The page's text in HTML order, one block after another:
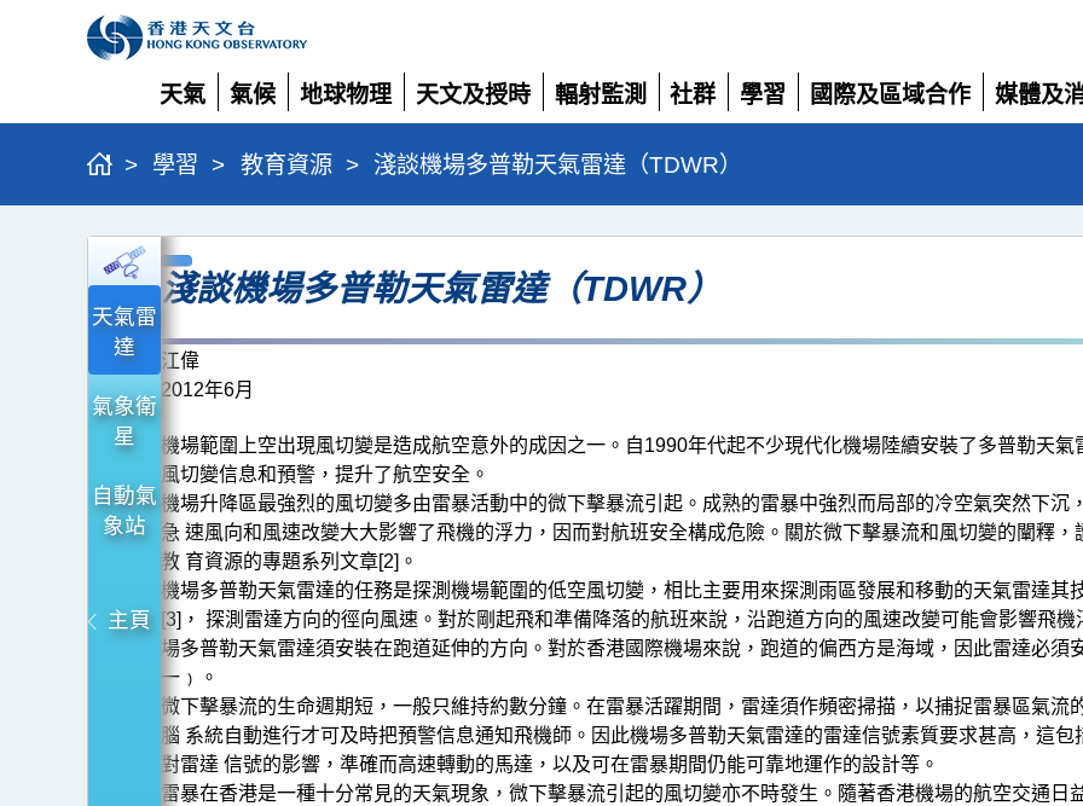
天氣
展
開
氣候
展
開
地球物理
展
開
天文及授時
展
開
輻射監測
展
開
社群
展
開
學習
展
國際及區域合作
展
媒體及
展
> 學習 > 教育資源 > 淺談機場多普勒天氣雷達（TDWR）
淺
談
機
場
多
普
勒
天
氣
達
（TDWR）
天氣雷
達
氣象衛
星
自動氣
象站
主頁
淺談機場多普勒天氣雷達（TDWR）
江偉
2012年6月
機場範圍上空出現風切變是造成航空意外的成因之一。自1990年代起不少現代化機場陸續安裝了多普勒天
風切變信息和預警，提升了航空安全。
機場升降區最強烈的風切變多由雷暴活動中的微下擊暴流引起。成熟的雷暴中強烈而局部的冷空氣突然下
急 速風向和風速改變大大影響了飛機的浮力，因而對航班安全構成危險。關於微下擊暴流和風切變的闡釋
教 育資源的專題系列文章[2]。
機場多普勒天氣雷達的任務是探測機場範圍的低空風切變，相比主要用來探測雨區發展和移動的天氣雷達
[3]， 探測雷達方向的徑向風速。對於剛起飛和準備降落的航班來說，沿跑道方向的風速改變可能會影響飛
場多普勒天氣雷達須安裝在跑道延伸的方向。對於香港國際機場來說，跑道的偏西方是海域，因此雷達必須
一﹚。
微下擊暴流的生命週期短，一般只維持約數分鐘。在雷暴活躍期間，雷達須作頻密掃描，以捕捉雷暴區氣
腦 系統自動進行才可及時把預警信息通知飛機師。因此機場多普勒天氣雷達的雷達信號素質要求甚高，這
對雷達 信號的影響，準確而高速轉動的馬達，以及可在雷暴期間仍能可靠地運作的設計等。
雷暴在香港是一種十分常見的天氣現象，微下擊暴流引起的風切變亦不時發生。隨著香港機場的航空交通